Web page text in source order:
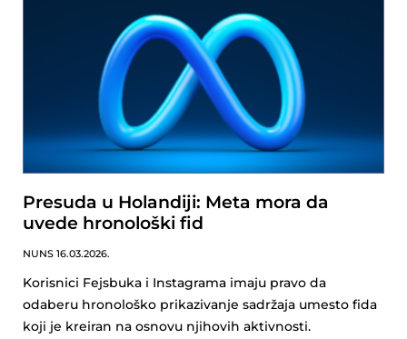
Presuda u Holandiji: Meta mora da
uvede hronološki fid
NUNS 16.03.2026.
Korisnici Fejsbuka i Instagrama imaju pravo da
odaberu hronološko prikazivanje sadržaja umesto fida
koji je kreiran na osnovu njihovih aktivnosti.